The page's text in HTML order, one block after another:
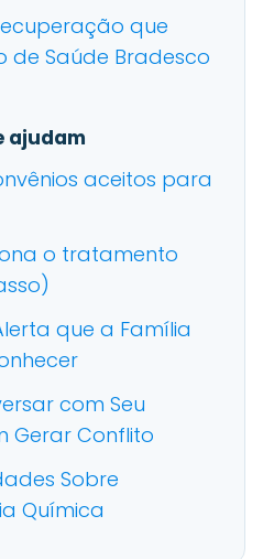
que
de Saúde Bradesco
ajudam
aceitos para
o tratamento
que a Família
com Seu
Gerar Conflito
Sobre
Química